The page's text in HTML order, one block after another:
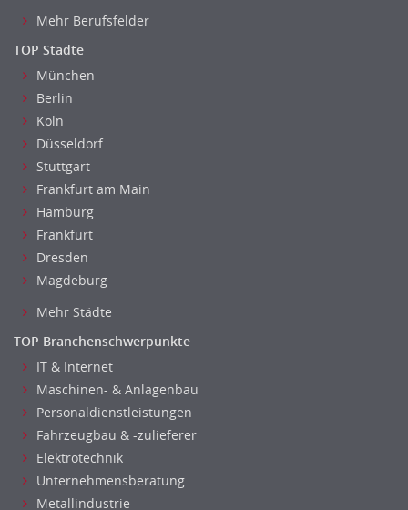
Mehr Berufsfelder
TOP Städte
München
Berlin
Köln
Düsseldorf
Stuttgart
Frankfurt am Main
Hamburg
Frankfurt
Dresden
Magdeburg
Mehr Städte
TOP Branchenschwerpunkte
IT & Internet
Maschinen- & Anlagenbau
Personaldienstleistungen
Fahrzeugbau & -zulieferer
Elektrotechnik
Unternehmensberatung
Metallindustrie